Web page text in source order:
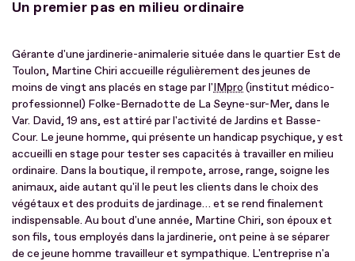
Un premier pas en milieu ordinaire
Gérante d'une jardinerie-animalerie située dans le quartier Est de
Toulon, Martine Chiri accueille régulièrement des jeunes de
moins de vingt ans placés en stage par l'IMpro (institut médico-
professionnel) Folke-Bernadotte de La Seyne-sur-Mer, dans le
Var. David, 19 ans, est attiré par l'activité de Jardins et Basse-
Cour. Le jeune homme, qui présente un handicap psychique, y est
accueilli en stage pour tester ses capacités à travailler en milieu
ordinaire. Dans la boutique, il rempote, arrose, range, soigne les
animaux, aide autant qu'il le peut les clients dans le choix des
végétaux et des produits de jardinage… et se rend finalement
indispensable. Au bout d'une année, Martine Chiri, son époux et
son fils, tous employés dans la jardinerie, ont peine à se séparer
de ce jeune homme travailleur et sympathique. L'entreprise n'a